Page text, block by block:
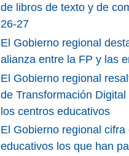
de libros de texto y de
26-27
El Gobierno regional
alianza entre la FP y las
El Gobierno regional
de Transformación
los centros educativos
El Gobierno regional
educativos los que han